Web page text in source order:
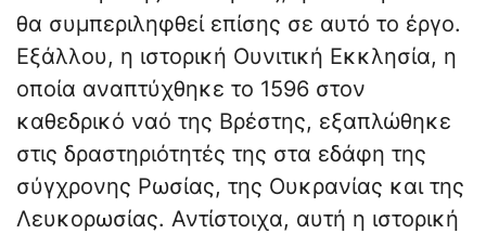
θα συμπεριληφθεί επίσης σε αυτό το έργο.
Εξάλλου, η ιστορική Ουνιτική Εκκλησία, η
οποία αναπτύχθηκε το 1596 στον
καθεδρικό ναό της Βρέστης, εξαπλώθηκε
στις δραστηριότητές της στα εδάφη της
σύγχρονης Ρωσίας, της Ουκρανίας και της
Λευκορωσίας. Αντίστοιχα, αυτή η ιστορική